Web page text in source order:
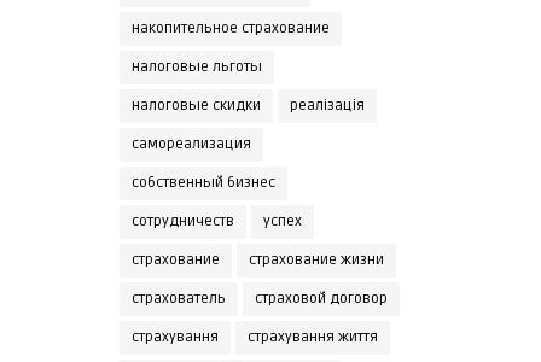
накопительное страхование
налоговые льготы
налоговые скидки реалізація
самореализация
собственный бизнес
сотрудничеств успех
страхование страхование жизни
страхователь страховой договор
страхування страхування життя